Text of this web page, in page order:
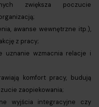
zwiększa poczucie
awanse wewnętrzne itp.),
z pracy;
uznanie wzmacnia relacje i
komfort pracy, budują
zaopiekowania;
wyjścia integracyjne czy